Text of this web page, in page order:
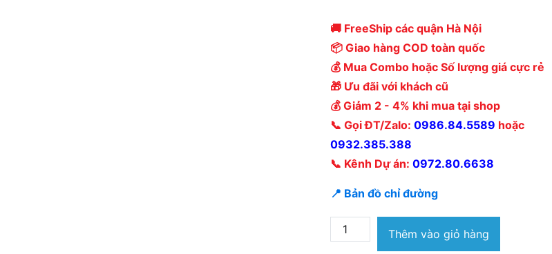
🚚 FreeShip các quận Hà Nội
📦 Giao hàng COD toàn quốc
💰 Mua Combo hoặc Số lượng giá cực rẻ
🎁 Ưu đãi với khách cũ
💰 Giảm 2 - 4% khi mua tại shop
📞 Gọi ĐT/Zalo: 0986.84.5589 hoặc
0932.385.388
📞 Kênh Dự án: 0972.80.6638
📍 Bản đồ chỉ đường
Đèn
sưởi
Thêm vào giỏ hàng